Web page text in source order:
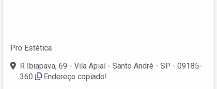
Pro Estética
R Ibiapava, 69 - Vila Apiaí - Santo André - SP - 09185-
360
Endereço copiado!